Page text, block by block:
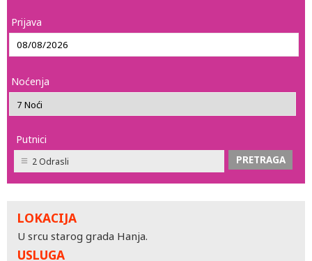
Prijava
Noćenja
Putnici
2 Odrasli
LOKACIJA
U srcu starog grada Hanja.
USLUGA